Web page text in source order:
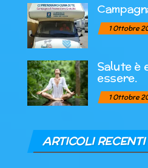
1 Ottobre
Salute è
essere.
1 Ottobre
ARTICOLI RECENTI